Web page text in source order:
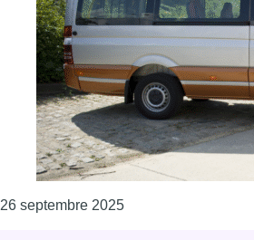
26 septembre 2025Consulter l'article